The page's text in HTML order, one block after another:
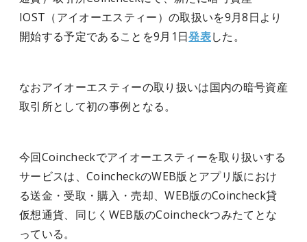
IOST（アイオーエスティー）の取扱いを9月8日より
開始する予定であることを9月1日発表した。
なおアイオーエスティーの取り扱いは国内の暗号資産
取引所として初の事例となる。
今回Coincheckでアイオーエスティーを取り扱いする
サービスは、CoincheckのWEB版とアプリ版におけ
る送金・受取・購入・売却、WEB版のCoincheck貸
仮想通貨、同じくWEB版のCoincheckつみたてとな
っている。